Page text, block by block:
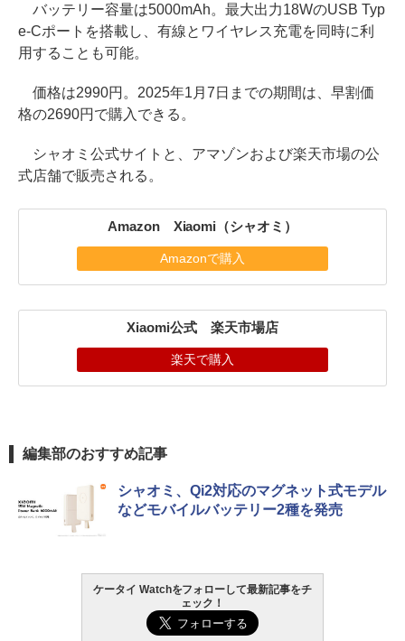
バッテリー容量は5000mAh。最大出力18WのUSB Typ
e-Cポートを搭載し、有線とワイヤレス充電を同時に利
用することも可能。
価格は2990円。2025年1月7日までの期間は、早割価
格の2690円で購入できる。
シャオミ公式サイトと、アマゾンおよび楽天市場の公
式店舗で販売される。
Amazon Xiaomi（シャオミ）
Amazonで購入
Xiaomi公式 楽天市場店
楽天で購入
編集部のおすすめ記事
シャオミ、Qi2対応のマグネット式モデル
などモバイルバッテリー2種を発売
ケータイ Watchをフォローして最新記事をチ
ェック！